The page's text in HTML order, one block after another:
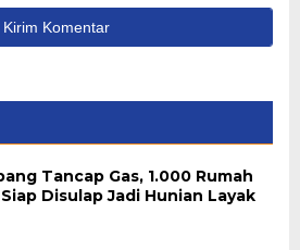
Tancap Gas, 1.000 Rumah
Disulap Jadi Hunian Layak